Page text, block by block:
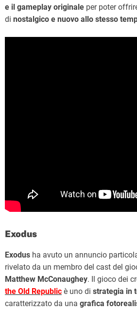
e il gameplay originale per poter
di nostalgico e nuovo allo stesso
Exodus
Exodus ha avuto un annuncio
rivelato da un membro del cast del
Matthew McConaughey. Il gioco dei
the Old Republic è uno di strategia in
caratterizzato da una grafica